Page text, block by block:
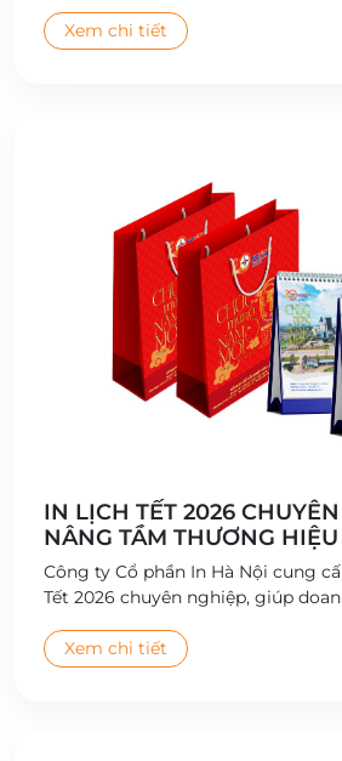
Xem chi tiết
IN LỊCH TẾT 2026
NÂNG TẦM THƯƠNG
NGHIỆP
Công ty Cổ phần In Hà Nội cung
Tết 2026 chuyên nghiệp, giúp
Xem chi tiết